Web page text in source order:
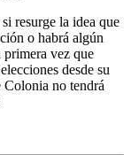
resurge la idea que
o habrá algún
primera vez que
desde su
Colonia no tendrá